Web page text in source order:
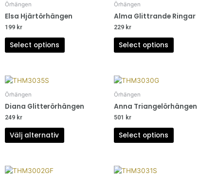
Örhängen
Elsa Hjärtörhängen
199 kr
Select options
Örhängen
Alma Glittrande Ringar
229 kr
Select options
Örhängen
Diana Glitterörhängen
249 kr
Välj alternativ
Örhängen
Anna Triangelörhängen
501 kr
Select options